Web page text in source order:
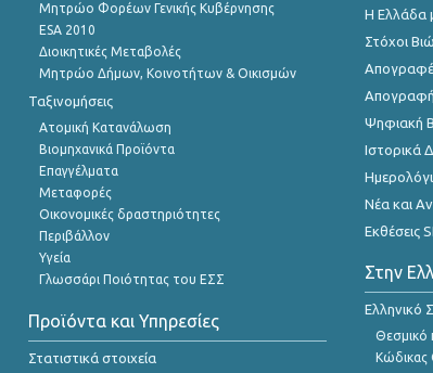
Μητρώο Φορέων Γενικής Κυβέρνησης
ESA 2010
Διοικητικές Μεταβολές
Μητρώο Δήμων, Κοινοτήτων & Οικισμών
Ταξινομήσεις
Ατομική Κατανάλωση
Βιομηχανικά Προϊόντα
Επαγγέλματα
Μεταφορές
Οικονομικές δραστηριότητες
Περιβάλλον
Υγεία
Γλωσσάρι Ποιότητας του ΕΣΣ
Προϊόντα και Υπηρεσίες
Στατιστικά στοιχεία
Η Ελλάδα
Στόχοι
Ψηφιακή
Ιστορικά
Νέα και
Εκθέσεις
Στην
Ελληνικό
Θεσμικό
Κώδικας